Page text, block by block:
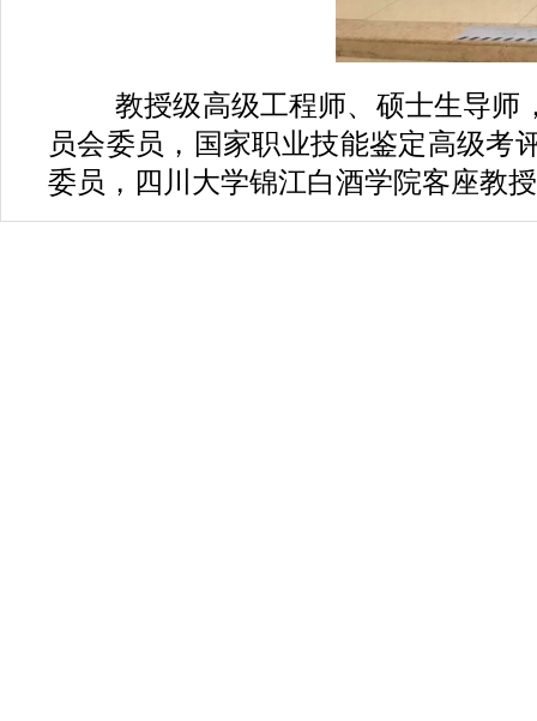
教授级高级工程师、硕士生导师
员会委员，国家职业技能鉴定高级考
委员，四川大学锦江白酒学院客座教